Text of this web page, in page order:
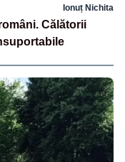
Ionuț Nichita
Călătorii